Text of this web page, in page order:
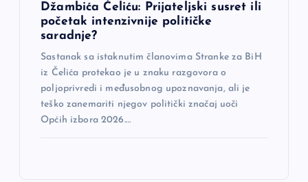
Džambića Čeliću: Prijateljski susret ili
početak intenzivnije političke
saradnje?
Sastanak sa istaknutim članovima Stranke za BiH
iz Čelića protekao je u znaku razgovora o
poljoprivredi i međusobnog upoznavanja, ali je
teško zanemariti njegov politički značaj uoči
Općih izbora 2026.…